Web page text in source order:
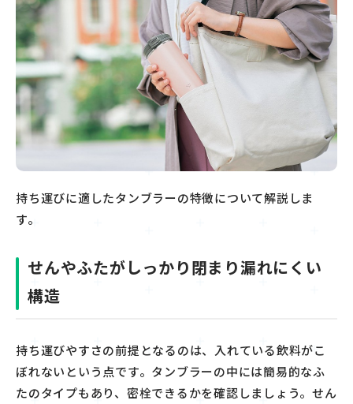
持ち運びに適したタンブラーの特徴について解説しま
す。
せんやふたがしっかり閉まり漏れにくい
構造
持ち運びやすさの前提となるのは、 入れている飲料がこ
ぼれないという点です。 タンブラーの中には簡易的なふ
たのタイプもあり、 密栓できるかを確認しましょう。 せん